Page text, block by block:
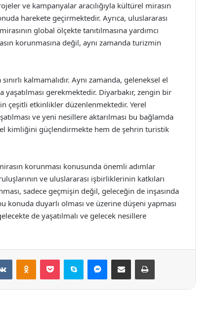
ve kampanyalar aracılığıyla kültürel mirasın
harekete geçirmektedir. Ayrıca, uluslararası
global ölçekte tanıtılmasına yardımcı
korunmasına değil, aynı zamanda turizmin
kalmamalıdır. Aynı zamanda, geleneksel el
gerekmektedir. Diyarbakır, zengin bir
çeşitli etkinlikler düzenlenmektedir. Yerel
ve yeni nesillere aktarılması bu bağlamda
kimliğini güçlendirmekte hem de şehrin turistik
korunması konusunda önemli adımlar
ve uluslararası işbirliklerinin katkıları
sadece geçmişin değil, geleceğin de inşasında
duyarlı olması ve üzerine düşeni yapması
de yaşatılmalı ve gelecek nesillere
VKontakteOdnoklassniki
Pocket Skype Messenger
E-Posta ile paylaş Yazdır